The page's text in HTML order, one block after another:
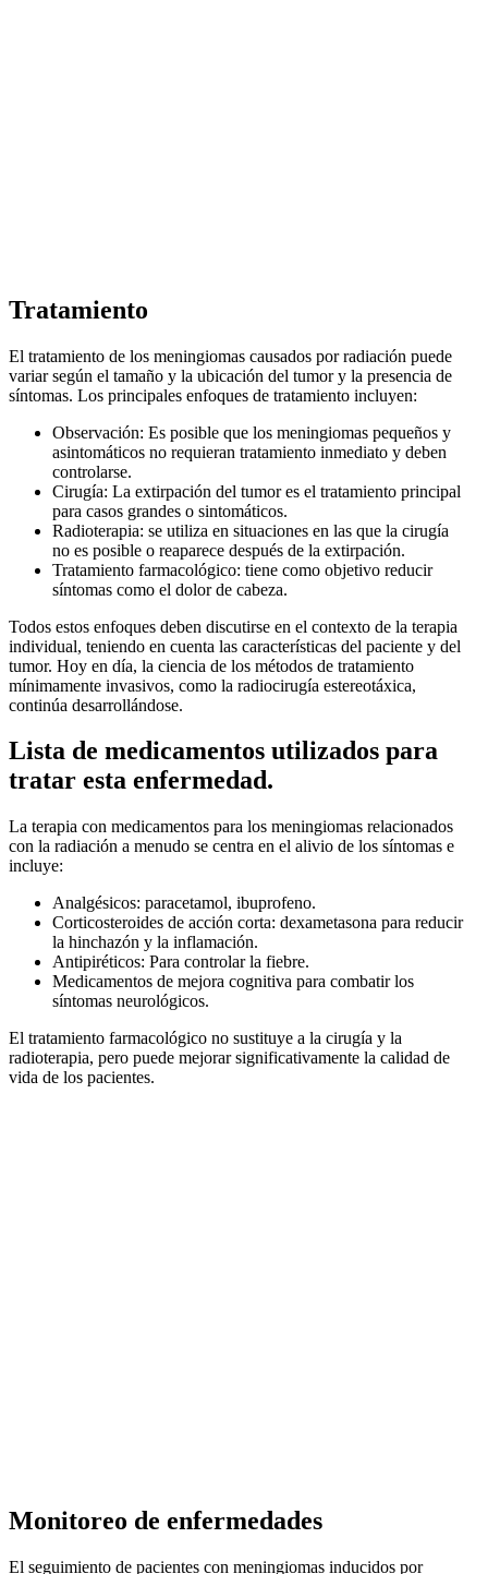
Tratamiento
El tratamiento de los meningiomas causados por radiación puede
variar según el tamaño y la ubicación del tumor y la presencia de
síntomas. Los principales enfoques de tratamiento incluyen:
Observación: Es posible que los meningiomas pequeños y
asintomáticos no requieran tratamiento inmediato y deben
controlarse.
Cirugía: La extirpación del tumor es el tratamiento principal
para casos grandes o sintomáticos.
Radioterapia: se utiliza en situaciones en las que la cirugía
no es posible o reaparece después de la extirpación.
Tratamiento farmacológico: tiene como objetivo reducir
síntomas como el dolor de cabeza.
Todos estos enfoques deben discutirse en el contexto de la terapia
individual, teniendo en cuenta las características del paciente y del
tumor. Hoy en día, la ciencia de los métodos de tratamiento
mínimamente invasivos, como la radiocirugía estereotáxica,
continúa desarrollándose.
Lista de medicamentos utilizados para
tratar esta enfermedad.
La terapia con medicamentos para los meningiomas relacionados
con la radiación a menudo se centra en el alivio de los síntomas e
incluye:
Analgésicos: paracetamol, ibuprofeno.
Corticosteroides de acción corta: dexametasona para reducir
la hinchazón y la inflamación.
Antipiréticos: Para controlar la fiebre.
Medicamentos de mejora cognitiva para combatir los
síntomas neurológicos.
El tratamiento farmacológico no sustituye a la cirugía y la
radioterapia, pero puede mejorar significativamente la calidad de
vida de los pacientes.
Monitoreo de enfermedades
El seguimiento de pacientes con meningiomas inducidos por